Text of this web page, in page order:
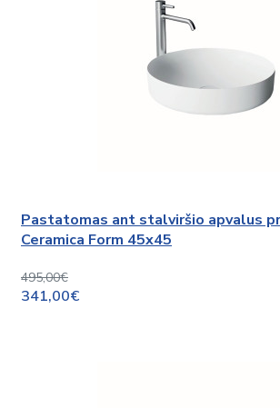
Pastatomas ant stalviršio apvalus
Ceramica Form 45x45
495,00€
341,00€